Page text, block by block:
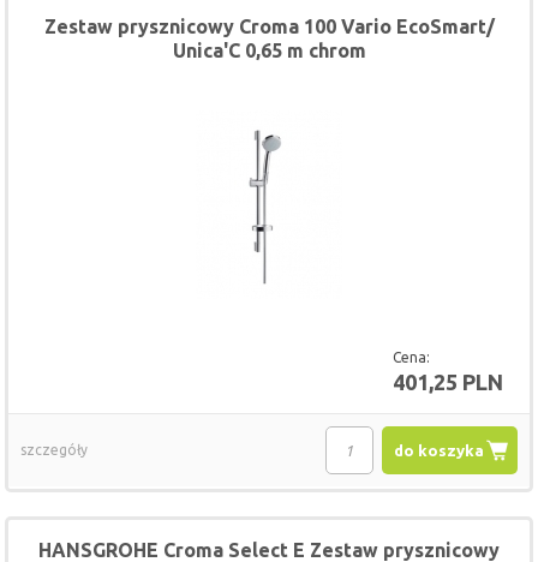
Cena:
401,25 PLN
Zestaw prysznicowy Croma 100 Vario EcoSmart/
Unica'C 0,65 m chrom
do koszyka
szczegóły
HANSGROHE Croma Select E Zestaw prysznicowy